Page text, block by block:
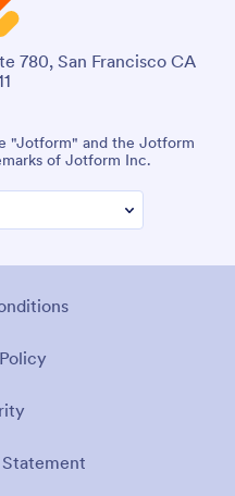
780, San Francisco CA
"Jotform" and the Jotform
of Jotform Inc.